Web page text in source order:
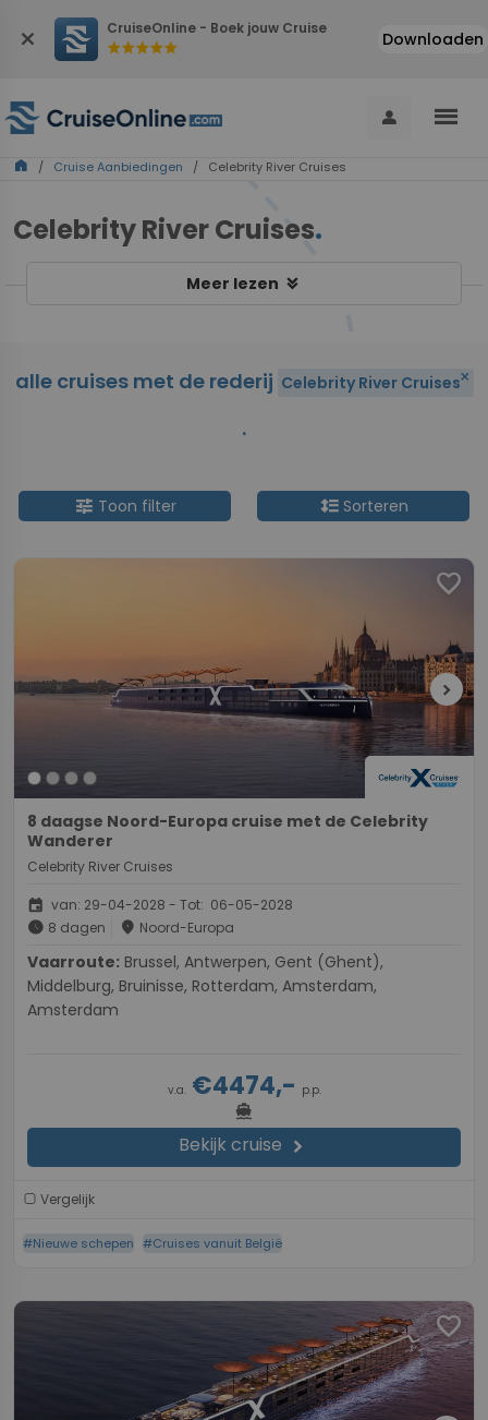
close CruiseOnline - Boek jouw Cruise
starstarstarstarstar Downloaden
person menu
home / Cruise Aanbiedingen / Celebrity River Cruises
Celebrity River Cruises.
Meer lezen keyboard_double_arrow_down
alle cruises met de rederij Celebrity River Cruisesclose
.
tune Toon filter format_line_spacingSorteren
favorite
chevron_right
8 daagse Noord-Europa cruise met de Celebrity
Wanderer
Celebrity River Cruises
event van: 29-04-2028 - Tot: 06-05-2028
schedule 8 dagen place Noord-Europa
Vaarroute:
Middelburg, Bruinisse, Rotterdam, Amsterdam,
Amsterdam
v.a.€4474,- p.p.
directions_boat
Bekijk cruise chevron_right
Vergelijk
#Nieuwe schepen #Cruises vanuit België
favorite